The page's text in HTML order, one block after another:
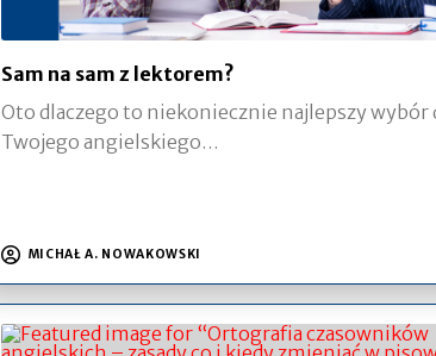
Sam na sam z lektorem?
Oto dlaczego to niekoniecznie najlepszy wybór
Twojego angielskiego…
MICHAŁ A. NOWAKOWSKI